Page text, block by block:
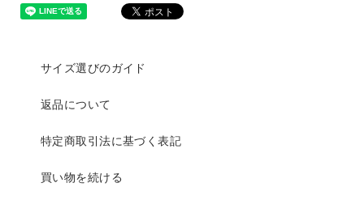
サイズ選びのガイド
返品について
特定商取引法に基づく表記
買い物を続ける